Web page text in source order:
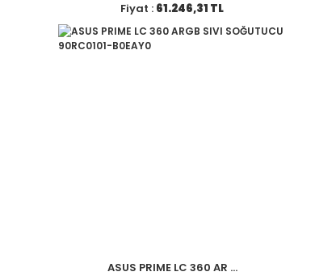
Fiyat : 61.246,31 TL
ASUS PRIME LC 360 AR ...